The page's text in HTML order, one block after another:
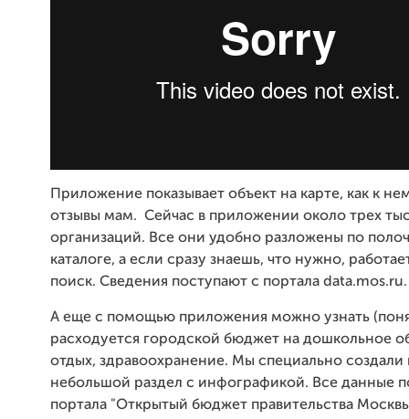
Приложение показывает объект на карте, как к
отзывы мам. Сейчас в приложении около трех
организаций. Все они удобно разложены по
каталоге, а если сразу знаешь, что нужно,
поиск. Сведения поступают с портала data.mos.ru.
А еще с помощью приложения можно узнать
расходуется городской бюджет на дошкольное
отдых, здравоохранение. Мы специально
небольшой раздел с инфографикой. Все данные
портала "Открытый бюджет правительства